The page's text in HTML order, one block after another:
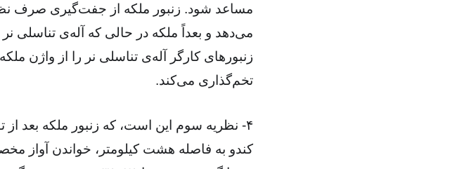
مساعد شود. زنبور ملکه از جفت‌گیری صرف
می‌دهد و بعداً ملکه در حالی که آله‌ی تناسلی
تخم‌گذاری می‌کند.
کندو به فاصله هشت کیلومتر، خواندن آواز